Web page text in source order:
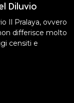
Diluvio
Il Pralaya, ovvero
differisce molto
censiti e